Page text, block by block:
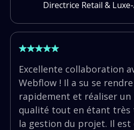
Directrice Retail & Luxe-
Excellente collaboration
Webflow ! Il a su se
rapidement et réaliser
qualité tout en étant
la gestion du projet. Il